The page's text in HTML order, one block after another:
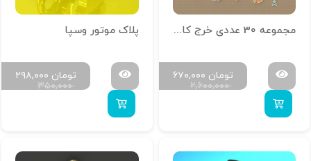
مجموعه 30 عددی خرج کار مخصوص مینا کاری کد 1356
۲,۶۰۰,۰۰۰
۶۷۰,۰۰۰ تومان
پلاک موتور وسپا
۳۵۰,۰۰۰
۲۹۸,۰۰۰ تومان